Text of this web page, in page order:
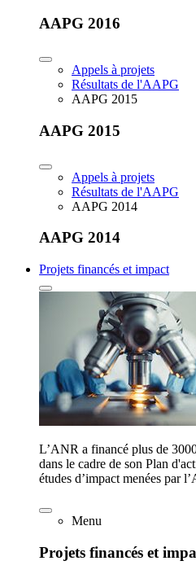
AAPG 2016
Appels à projets
Résultats de l'AAPG
AAPG 2015
AAPG 2015
Appels à projets
Résultats de l'AAPG
AAPG 2014
AAPG 2014
Projets financés et impact
L’ANR a financé plus de
dans le cadre de son Plan
études d’impact menées par
Menu
Projets financés et